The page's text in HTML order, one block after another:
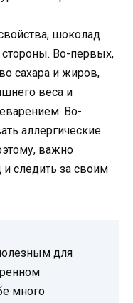
шоколад
Во-первых,
сахара и жиров,
веса и
Во-
аллергические
важно
следить за своим
для
много